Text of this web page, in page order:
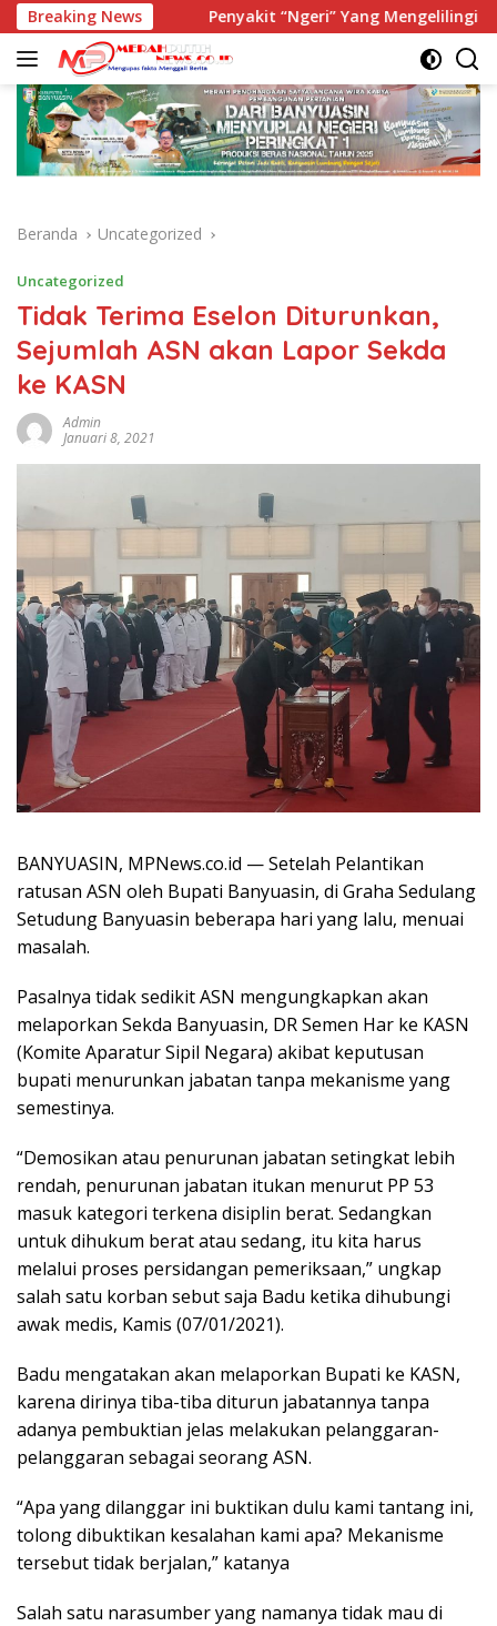
Langsung
ke
konten
Breaking News Penyakit “Ngeri” Yang Mengelilingi Generasi
Beranda Uncategorized
Uncategorized
Tidak Terima Eselon Diturunkan,
Sejumlah ASN akan Lapor Sekda
ke KASN
Admin
Januari 8, 2021
BANYUASIN, MPNews.co.id — Setelah Pelantikan
ratusan ASN oleh Bupati Banyuasin, di Graha Sedulang
Setudung Banyuasin beberapa hari yang lalu, menuai
masalah.
Pasalnya tidak sedikit ASN mengungkapkan akan
melaporkan Sekda Banyuasin, DR Semen Har ke KASN
(Komite Aparatur Sipil Negara) akibat keputusan
bupati menurunkan jabatan tanpa mekanisme yang
semestinya.
“Demosikan atau penurunan jabatan setingkat lebih
rendah, penurunan jabatan itukan menurut PP 53
masuk kategori terkena disiplin berat. Sedangkan
untuk dihukum berat atau sedang, itu kita harus
melalui proses persidangan pemeriksaan,” ungkap
salah satu korban sebut saja Badu ketika dihubungi
awak medis, Kamis (07/01/2021).
Badu mengatakan akan melaporkan Bupati ke KASN,
karena dirinya tiba-tiba diturun jabatannya tanpa
adanya pembuktian jelas melakukan pelanggaran-
pelanggaran sebagai seorang ASN.
“Apa yang dilanggar ini buktikan dulu kami tantang ini,
tolong dibuktikan kesalahan kami apa? Mekanisme
tersebut tidak berjalan,” katanya
Salah satu narasumber yang namanya tidak mau di